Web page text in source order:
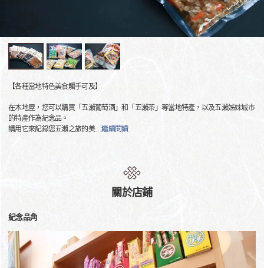
【各種當地特色美食觸手可及】
在木地屋，您可以購買「五瀨葡萄酒」和「五瀨茶」等當地特產，以及五瀨姊妹城市
的特產作為紀念品。
請用它來記錄您五瀨之旅的美…繼續閱讀
關於店鋪
紀念品角